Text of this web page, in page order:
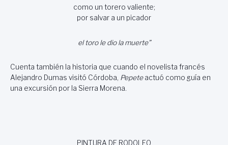
como un torero valiente;
por salvar a un picador
el toro le dio la muerte”
Cuenta también la historia que cuando el novelista francés
Alejandro Dumas visitó Córdoba, Pepeteactuó como guía en
una excursión por la Sierra Morena.
PINTURA DE RODOLFO